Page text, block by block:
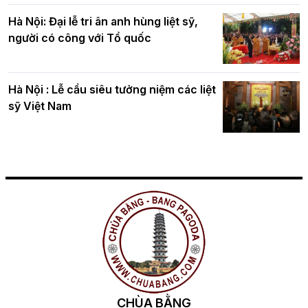
Hà Nội: Đại lễ tri ân anh hùng liệt sỹ,
người có công với Tổ quốc
Hà Nội : Lễ cầu siêu tưởng niệm các liệt
sỹ Việt Nam
CHÙA BẰNG